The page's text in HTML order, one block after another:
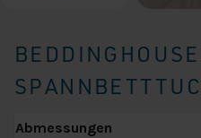
Abmessungen